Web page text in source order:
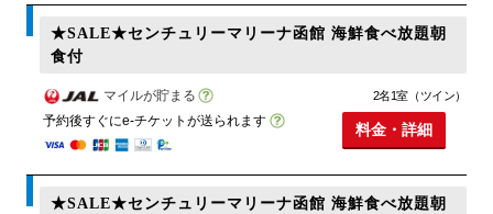
★SALE★センチュリーマリーナ函館 海鮮食べ放題朝
食付
マイルが貯まる
予約後すぐにe-チケットが送られます
2名1室（ツイン）
料金・詳細
★SALE★センチュリーマリーナ函館 海鮮食べ放題朝